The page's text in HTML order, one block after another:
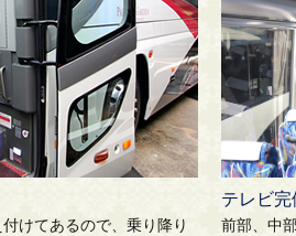
けてあるので、乗り降り
テレビ完
前部、中